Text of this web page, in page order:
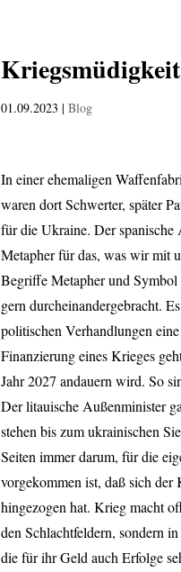
Kriegsmüdigkeit
01.09.2023 | Blog
In einer ehemaligen
waren dort Schwerter, später
für die Ukraine. Der spanische
Metapher für das, was wir mit
Begriffe Metapher und
gern durcheinandergebracht.
politischen Verhandlungen
Finanzierung eines Krieges
Jahr 2027 andauern wird. So
Der litauische Außenminister
stehen bis zum ukrainischen
Seiten immer darum, für die
vorgekommen ist, daß sich der
hingezogen hat. Krieg macht
den Schlachtfeldern, sondern
die für ihr Geld auch Erfolge